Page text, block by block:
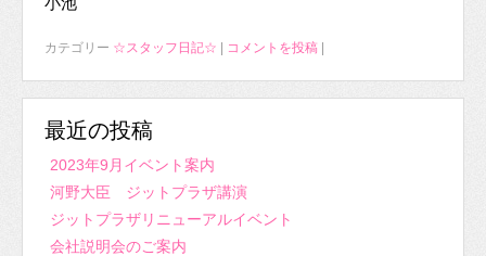
カテゴリー ☆スタッフ日記☆ コメントを投稿
最近の投稿
2023年9月イベント案内
河野大臣 ジットプラザ講演
ジットプラザリニューアルイベント
会社説明会のご案内